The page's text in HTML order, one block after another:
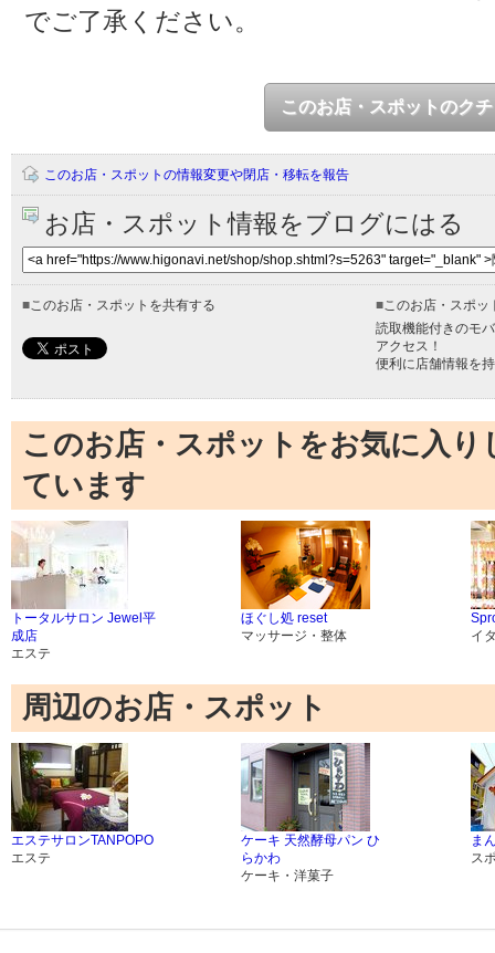
でご了承ください。
このお店・スポットのク
このお店・スポットの情報変更や閉店・移転を報告
お店・スポット情報をブログにはる
■このお店・スポットを共有する ■このお店・スポッ
読取機能付きのモ
アクセス！
便利に店舗情報を
このお店・スポットをお気に入
ています
トータルサロン Jewel平
成店
エステ
ほぐし処 reset
マッサージ・整体
イ
周辺のお店・スポット
エステサロンTANPOPO
エステ
ケーキ 天然酵母パン ひ
らかわ
ケーキ・洋菓子
ま
ス